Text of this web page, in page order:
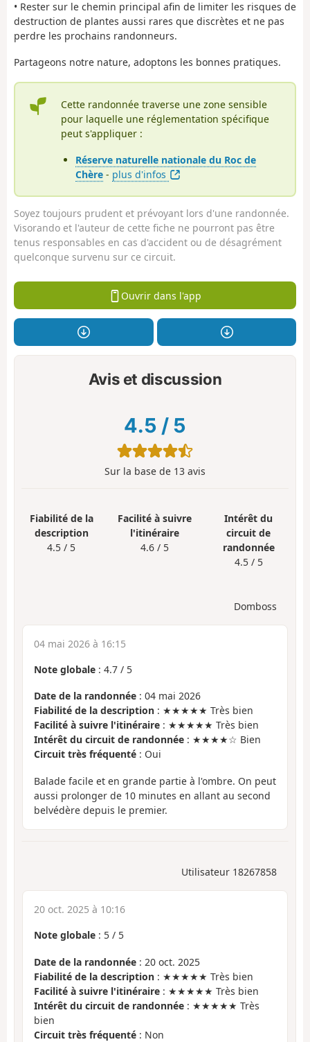
• Rester sur le chemin principal afin de limiter les risques de
destruction de plantes aussi rares que discrètes et ne pas
perdre les prochains randonneurs.
Partageons notre nature, adoptons les bonnes pratiques.
Cette randonnée traverse une zone sensible
pour laquelle une réglementation spécifique
peut s'appliquer :
Réserve naturelle nationale du Roc de
Chère - plus d'infos
Soyez toujours prudent et prévoyant lors d'une randonnée.
Visorando et l'auteur de cette fiche ne pourront pas être
tenus responsables en cas d'accident ou de désagrément
quelconque survenu sur ce circuit.
Ouvrir dans l'app
Avis et discussion
4.5 / 5
Sur la base de 13 avis
Fiabilité de la
description
4.5 / 5
Facilité à suivre
l'itinéraire
4.6 / 5
Intérêt du
circuit de
randonnée
4.5 / 5
Domboss
04 mai 2026 à 16:15
Note globale : 4.7 / 5
Date de la randonnée : 04 mai 2026
Fiabilité de la description : ★★★★★ Très bien
Facilité à suivre l'itinéraire : ★★★★★ Très bien
Intérêt du circuit de randonnée : ★★★★☆ Bien
Circuit très fréquenté : Oui
Balade facile et en grande partie à l'ombre. On peut
aussi prolonger de 10 minutes en allant au second
belvédère depuis le premier.
Utilisateur 18267858
20 oct. 2025 à 10:16
Note globale : 5 / 5
Date de la randonnée : 20 oct. 2025
Fiabilité de la description : ★★★★★ Très bien
Facilité à suivre l'itinéraire : ★★★★★ Très bien
Intérêt du circuit de randonnée : ★★★★★ Très
bien
Circuit très fréquenté : Non